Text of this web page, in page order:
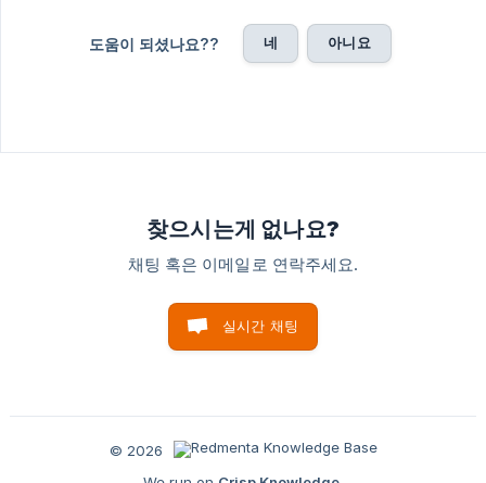
도움이 되셨나요?? 네 아니요
찾으시는게 없나요?
채팅 혹은 이메일로 연락주세요.
실시간 채팅
© 2026